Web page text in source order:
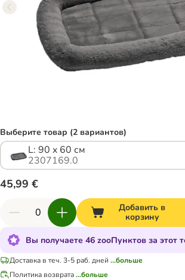
Выберите товар (2 вариантов)
L: 90 x 60 см
2307169.0
45,99 €
Добавить в
корзину
Вы получаете 46 zooПунктов за этот
Доставка в теч. 3-5 раб. дней ...больше
Политика возврата...больше